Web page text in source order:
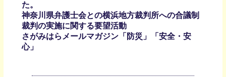
た。
神奈川県弁護士会との横浜地方裁判所への合議制
裁判の実施に関する要望活動
さがみはらメールマガジン「防災」「安全・安
心」